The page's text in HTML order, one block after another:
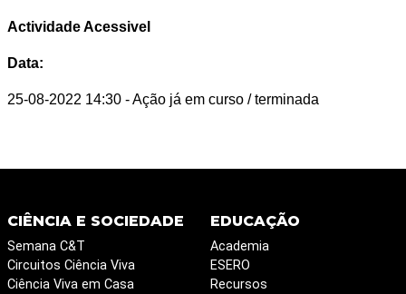
Actividade Acessivel
Data:
25-08-2022 14:30 - Ação já em curso / terminada
CIÊNCIA E SOCIEDADE
Semana C&T
Circuitos Ciência Viva
Ciência Viva em Casa
EDUCAÇÃO
Academia
ESERO
Recursos